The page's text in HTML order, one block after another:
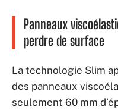
Panneaux
perdre de surface
La technologie Slim
des panneaux
seulement 60 mm